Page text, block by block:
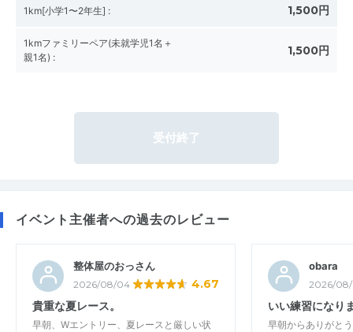
1km[小学1〜2年生] : 1,500円
1kmファミリーペア(未就学児1名＋
親1名) : 1,500円
受付終了
イベント主催者への過去のレビュー
整体屋のおっさん
2026/08/04 4.67
貴重な夏レース。
早朝、Wエントリー、夏レースと厳しい状
obara
2026/
いい練習になり
早朝からありがと